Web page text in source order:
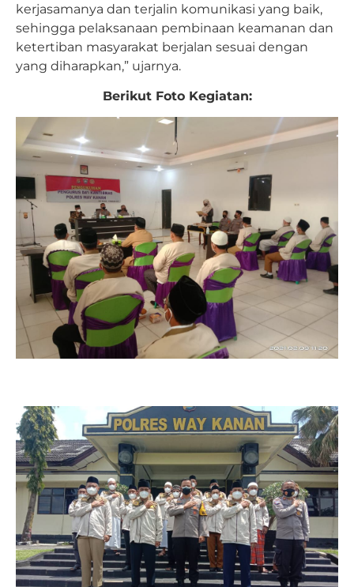
kerjasamanya dan terjalin komunikasi yang baik,
sehingga pelaksanaan pembinaan keamanan dan
ketertiban masyarakat berjalan sesuai dengan
yang diharapkan,” ujarnya.
Berikut Foto Kegiatan: